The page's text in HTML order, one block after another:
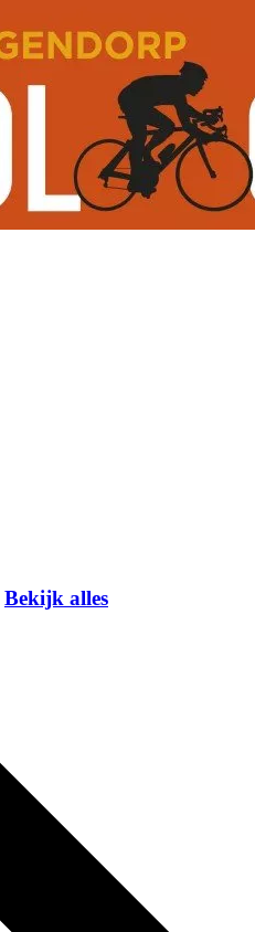
Bekijk alles